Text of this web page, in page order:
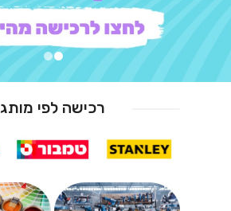
רכישה לפי מותג